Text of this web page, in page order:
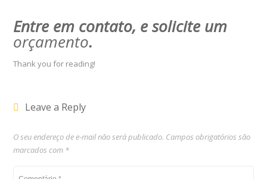
Entre em contato, e solicite um
orçamento.
Thank you for reading!
Leave a Reply
O seu endereço de e-mail não será publicado. Campos obrigatórios são
marcados com *